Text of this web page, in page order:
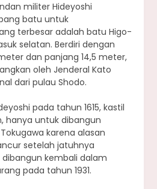
militer Hideyoshi
batu untuk
terbesar adalah batu Higo-
selatan. Berdiri dengan
dan panjang 14,5 meter,
oleh Jenderal Kato
dari pulau Shodo.
pada tahun 1615, kastil
hanya untuk dibangun
karena alasan
setelah jatuhnya
dibangun kembali dalam
pada tahun 1931.